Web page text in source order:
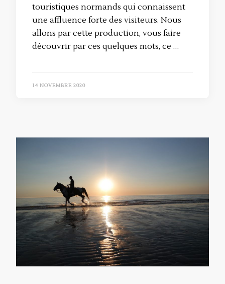
touristiques normands qui connaissent
une affluence forte des visiteurs. Nous
allons par cette production, vous faire
découvrir par ces quelques mots, ce …
14 NOVEMBRE 2020